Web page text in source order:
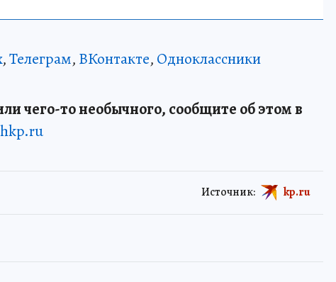
,Телеграм, ВКонтакте, Одноклассники
чего-то необычного, сообщите об этом в
Источник: kp.ru